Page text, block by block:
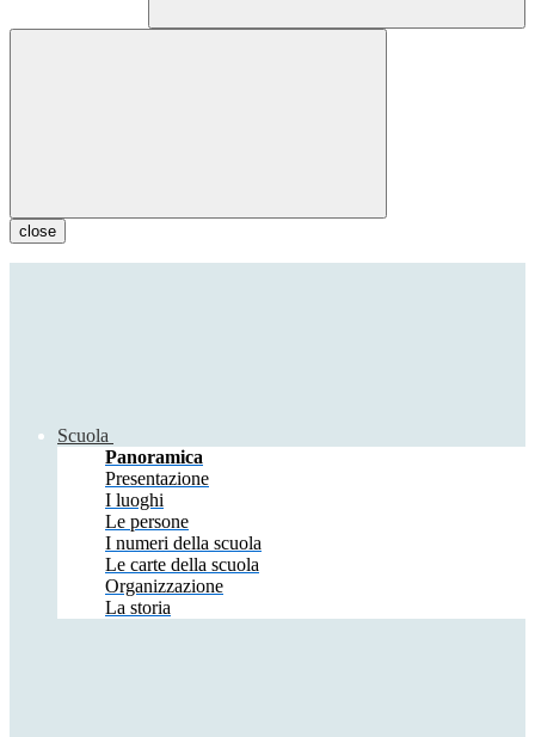
close
Scuola
Panoramica
Presentazione
I luoghi
Le persone
I numeri della scuola
Le carte della scuola
Organizzazione
La storia